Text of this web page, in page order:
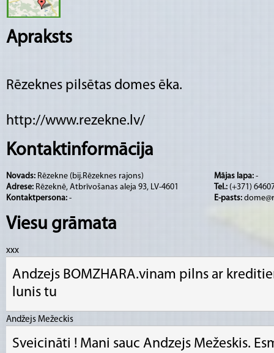
Apraksts
Rēzeknes pilsētas domes ēka.
http://www.rezekne.lv/
Kontaktinformācija
Novads: Rēzekne (bij.Rēzeknes rajons)
Adrese: Rēzeknē, Atbrīvošanas aleja 93, LV-4601
Kontaktpersona: -
Mājas lapa: -
Tel.: (+371)
E-pasts:
Viesu grāmata
xxx
Andzejs BOMZHARA.vinam pilns ar
lunis tu
Andžejs Mežeckis
Sveicināti ! Mani sauc Andzejs Mežeskis.